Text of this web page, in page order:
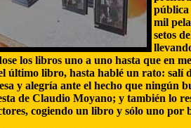
pública
mil
setos
los libros uno a uno hasta que en
último libro, hasta hablé un rato: salí
y alegría ante el hecho que ningún
de Claudio Moyano; y también lo
cogiendo un libro y sólo uno por